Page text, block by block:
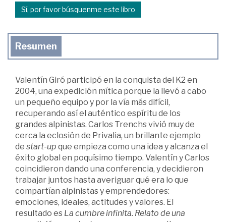
Sí, por favor búsquenme este libro
Resumen
Valentín Giró participó en la conquista del K2 en
2004, una expedición mítica porque la llevó a cabo
un pequeño equipo y por la vía más difícil,
recuperando así el auténtico espíritu de los
grandes alpinistas. Carlos Trenchs vivió muy de
cerca la eclosión de Privalia, un brillante ejemplo
de start-up que empieza como una idea y alcanza el
éxito global en poquísimo tiempo. Valentín y Carlos
coincidieron dando una conferencia, y decidieron
trabajar juntos hasta averiguar qué era lo que
compartían alpinistas y emprendedores:
emociones, ideales, actitudes y valores. El
resultado es La cumbre infinita. Relato de una